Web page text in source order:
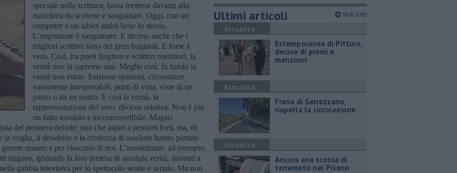
speciale nella scrittura, basta mettersi davanti alla
macchina da scrivere e sanguinare. Oggi, con un
computer o un tablet andrà bene lo stesso.
L’importante è sanguinare. E dicono anche che i
migliori scrittori sono dei gran bugiardi. E forse è
vero. Così, fra poeti fingitori e scrittori mentitori, la
verità non la sapremo mai. Meglio così. In fondo la
verità non esiste. Esistono opinioni, circostanze
variamente interpretabili, punti di vista, viste di un
punto o da un punto. E così la verità, la
rappresentazione del vero, diviene relativa. Non è più
un fatto assoluto e incontrovertibile. Magari
del pensiero debole; non che aspiri a pensieri forti, ma, di
voglia, il desiderio o la credenza di assoluto hanno portato
umano e per ciascuno di noi. L’assolutismo, ad esempio,
litigano, gridando la loro pretesa di assoluta verità, davanti a
gabbia televisiva per lo spettacolo serale e seriale. Ma non
Ultimi articoli Vedi tutti
Attualità
Estemporanea di Pittura,
decine di premi e
menzioni
Attualità
Frana di Serrazzano,
riaperta la circolazione
Attualità
Ancora una scossa di
terremoto nel Pisano